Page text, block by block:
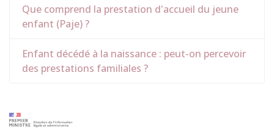
Que comprend la prestation d'accueil du jeune
enfant (Paje) ?
Enfant décédé à la naissance : peut-on percevoir
des prestations familiales ?